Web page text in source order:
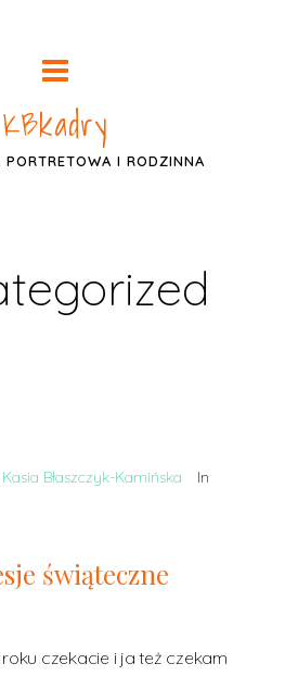
KBkadry
PORTRETOWA I RODZINNA
Kasia Błaszczyk-Kamińska
In
świąteczne
czekacie i ja też czekam